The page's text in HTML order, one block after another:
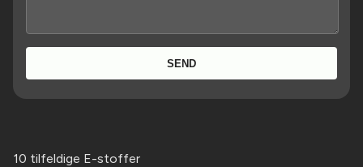
SEND
10 tilfeldige E-stoffer